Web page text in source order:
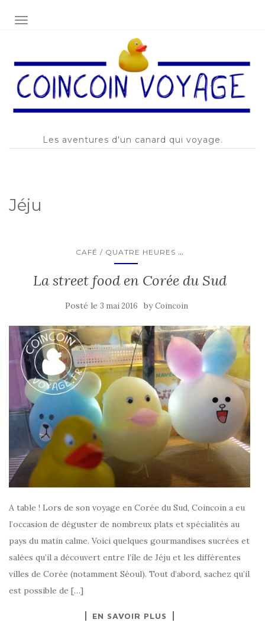
AFFICHER/MASQUER LA NAVIGATION
Les aventures d'un canard qui voyage.
Jéju
CAFÉ / QUATRE HEURES ...
La street food en Corée du Sud
Posté le 3 mai 2016 byCoincoin
A table ! Lors de son voyage en Corée du Sud, Coincoin a eu
l’occasion de déguster de nombreux plats et spécialités au
pays du matin calme. Voici quelques gourmandises sucrées et
salées qu’il a découvert entre l’île de Jéju et les différentes
villes de Corée (notamment Séoul). Tout d’abord, sachez qu’il
est possible de […]
EN SAVOIR PLUS